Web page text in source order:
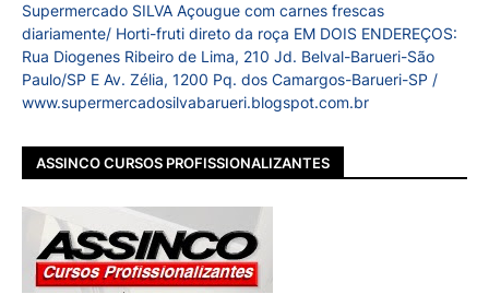
Supermercado SILVA Açougue com carnes frescas
diariamente/ Horti-fruti direto da roça EM DOIS ENDEREÇOS:
Rua Diogenes Ribeiro de Lima, 210 Jd. Belval-Barueri-São
Paulo/SP E Av. Zélia, 1200 Pq. dos Camargos-Barueri-SP /
www.supermercadosilvabarueri.blogspot.com.br
ASSINCO CURSOS PROFISSIONALIZANTES